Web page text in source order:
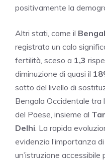
positivamente la
Altri stati, come il
registrato un calo
fertilità, sceso a 1,3
diminuzione di quasi il
sotto del livello di
Bengala Occidentale tra
del Paese, insieme al
Delhi. La rapida
evidenzia l’importanza
un’istruzione